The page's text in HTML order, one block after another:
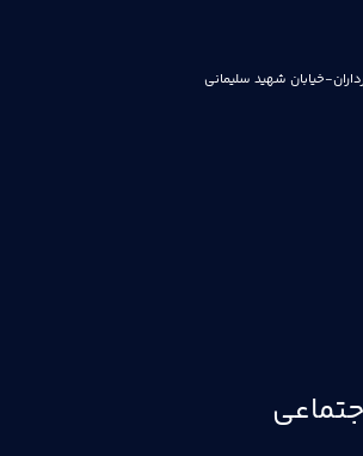
خیابان شهید سلیمانی